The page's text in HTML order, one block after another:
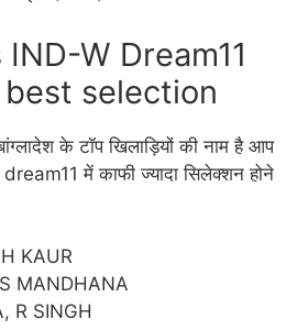
W Dream11
best selection
के टॉप खिलाड़ियों की नाम है आप
में काफी ज्यादा सिलेक्शन होने
KAUR
MANDHANA
R SINGH